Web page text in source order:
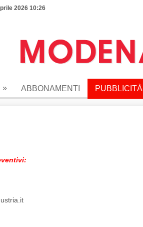
2026 10:26
» ABBONAMENTI PUBBLICITÀ